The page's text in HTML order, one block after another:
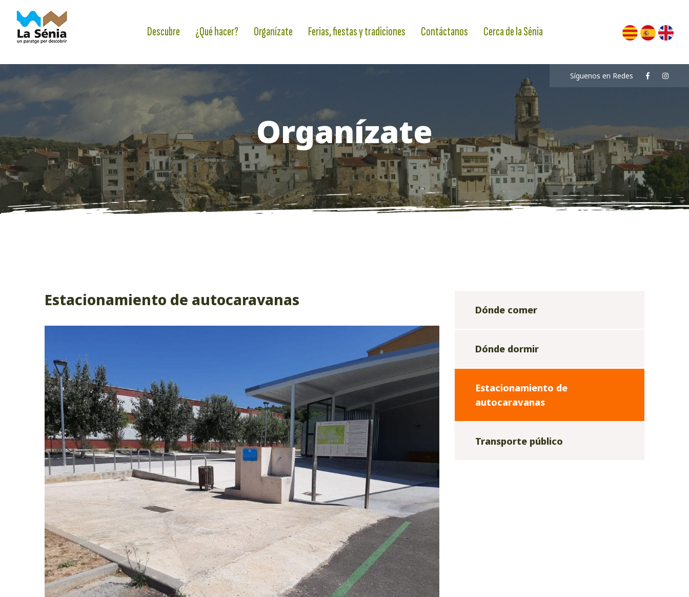
Descubre ¿Qué hacer? Organízate Ferias, fiestas y tradiciones Contáctanos Cerca de la Sénia
Organízate
Síguenos en Redes
Estacionamiento de autocaravanas
Dónde comer
Dónde dormir
Estacionamiento de
autocaravanas
Transporte público